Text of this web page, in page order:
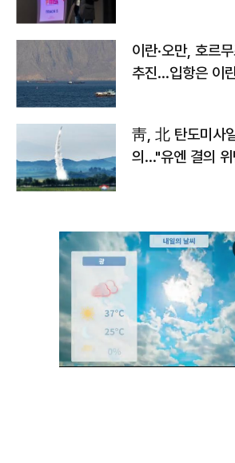
이란·오만, 호르
추진…입항은 이
靑, 北 탄도미사
의…"유엔 결의